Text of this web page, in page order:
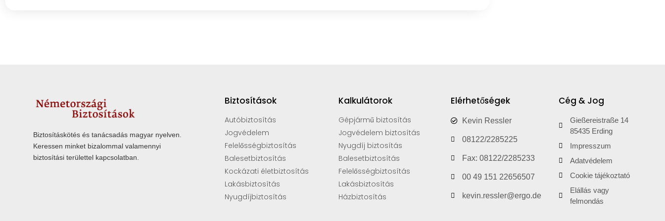
Biztosításkötés és tanácsadás magyar nyelven.
Keressen minket bizalommal valamennyi
biztosítási területtel kapcsolatban.
Biztosítások
Autóbiztosítás
Jogvédelem
Felelősségbiztosítás
Balesetbiztosítás
Kockázati életbiztosítás
Lakásbiztosítás
Nyugdíjbiztosítás
Kalkulátorok
Gépjármű biztosítás
Jogvédelem biztosítás
Nyugdíj biztosítás
Balesetbiztosítás
Felelősségbiztosítás
Lakásbiztosítás
Házbiztosítás
Elérhetőségek
Kevin Ressler
08122/2285225
Fax: 08122/2285233
00 49 151 22656507
kevin.ressler@ergo.de
Cég & Jog
Gießereistraße 14
85435 Erding
Impresszum
Adatvédelem
Cookie tájékoztató
Elállás vagy
felmondás